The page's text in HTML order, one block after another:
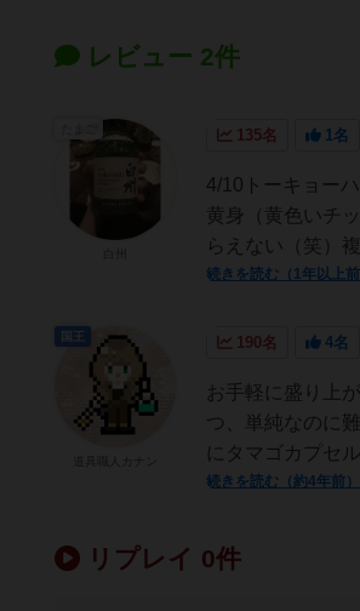
レビュー 2件
135名 1名
4/10トーキョー
黄身（黄色いチ
らえない（笑）
続きを読む（1年以上前
190名 4名
お手軽に盛り上
つ、単純なのに
にタマゴカプセ
続きを読む（約4年前）
国王
リプレイ 0件